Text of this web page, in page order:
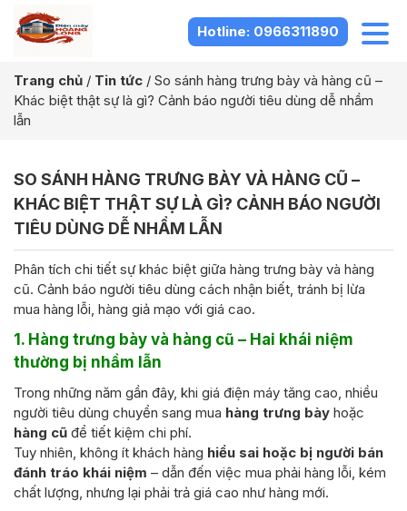
Hotline: 0966311890
Trang chủ / Tin tức / So sánh hàng trưng bày và hàng cũ –
Khác biệt thật sự là gì? Cảnh báo người tiêu dùng dễ nhầm
lẫn
SO SÁNH HÀNG TRƯNG BÀY VÀ HÀNG CŨ –
KHÁC BIỆT THẬT SỰ LÀ GÌ? CẢNH BÁO NGƯỜI
TIÊU DÙNG DỄ NHẦM LẪN
Phân tích chi tiết sự khác biệt giữa hàng trưng bày và hàng
cũ. Cảnh báo người tiêu dùng cách nhận biết, tránh bị lừa
mua hàng lỗi, hàng giả mạo với giá cao.
1. Hàng trưng bày và hàng cũ – Hai khái niệm
thường bị nhầm lẫn
Trong những năm gần đây, khi giá điện máy tăng cao, nhiều
người tiêu dùng chuyển sang mua hàng trưng bày hoặc
hàng cũ để tiết kiệm chi phí.
Tuy nhiên, không ít khách hàng hiểu sai hoặc bị người bán
đánh tráo khái niệm – dẫn đến việc mua phải hàng lỗi, kém
chất lượng, nhưng lại phải trả giá cao như hàng mới.